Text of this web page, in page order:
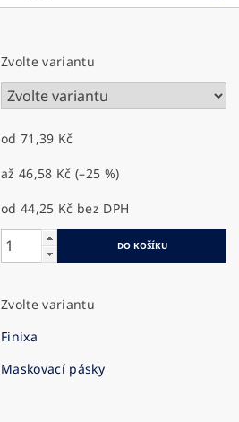
Zvolte variantu
od 71,39 Kč
až46,58 Kč (–25 %)
od 44,25 Kč bez DPH
Zvolte variantu
Finixa
Maskovací pásky